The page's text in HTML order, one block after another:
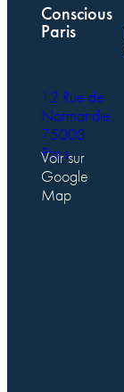
Conscious
Paris
12 Rue de
Normandie,
75003
Paris
Voir sur
Google
Map